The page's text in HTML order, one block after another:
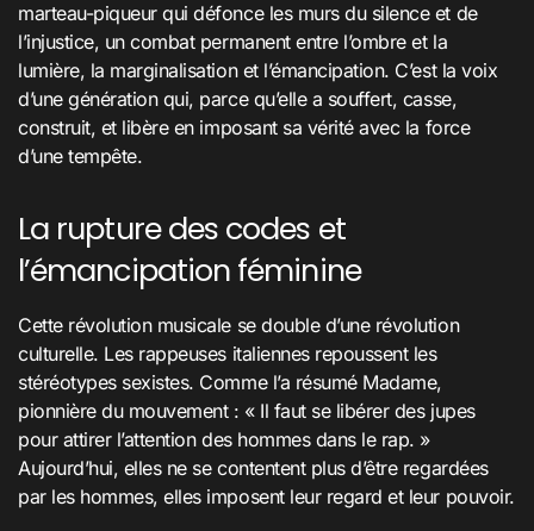
marteau-piqueur qui défonce les murs du silence et de
l’injustice, un combat permanent entre l’ombre et la
lumière, la marginalisation et l’émancipation. C’est la voix
d’une génération qui, parce qu’elle a souffert, casse,
construit, et libère en imposant sa vérité avec la force
d’une tempête.
La rupture des codes et
l’émancipation féminine
Cette révolution musicale se double d’une révolution
culturelle. Les rappeuses italiennes repoussent les
stéréotypes sexistes. Comme l’a résumé Madame,
pionnière du mouvement : « Il faut se libérer des jupes
pour attirer l’attention des hommes dans le rap. »
Aujourd’hui, elles ne se contentent plus d’être regardées
par les hommes, elles imposent leur regard et leur pouvoir.